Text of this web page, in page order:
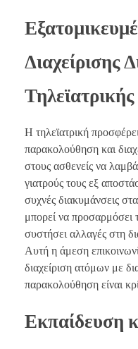
Διαχείρισης
Τηλεϊατρικής
Η τηλεϊατρική
παρακολούθηση και
στους ασθενείς να
γιατρούς τους εξ
συχνές διακυμάνσεις
μπορεί να
συστήσει αλλαγές στη
Αυτή η άμεση
διαχείριση ατόμων με
παρακολούθηση είναι
Εκπαίδευση